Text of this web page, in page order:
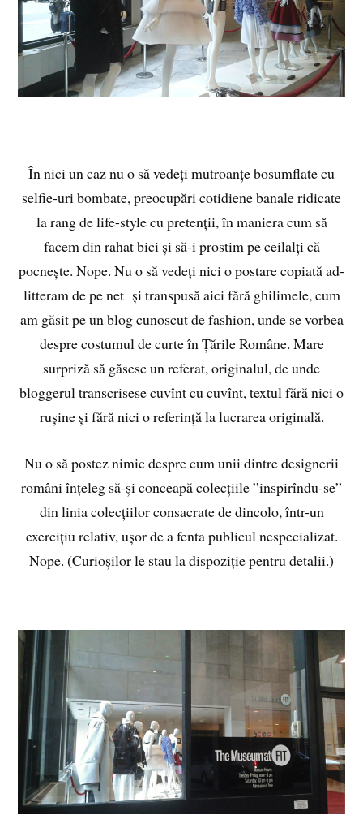
În nici un caz nu o să vedeți mutroanțe bosumflate cu
selfie-uri bombate, preocupări cotidiene banale ridicate
la rang de life-style cu pretenții, în maniera cum să
facem din rahat bici și să-i prostim pe ceilalți că
pocnește. Nope. Nu o să vedeți nici o postare copiată ad-
litteram de pe net și transpusă aici fără ghilimele, cum
am găsit pe un blog cunoscut de fashion, unde se vorbea
despre costumul de curte în Țările Române. Mare
surpriză să găsesc un referat, originalul, de unde
bloggerul transcrisese cuvînt cu cuvînt, textul fără nici o
rușine și fără nici o referință la lucrarea originală.
Nu o să postez nimic despre cum unii dintre designerii
români înțeleg să-și conceapă colecțiile ”inspirîndu-se”
din linia colecțiilor consacrate de dincolo, într-un
exercițiu relativ, ușor de a fenta publicul nespecializat.
Nope. (Curioșilor le stau la dispoziție pentru detalii.)